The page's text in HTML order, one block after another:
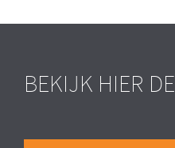
BEKIJK HIER DE